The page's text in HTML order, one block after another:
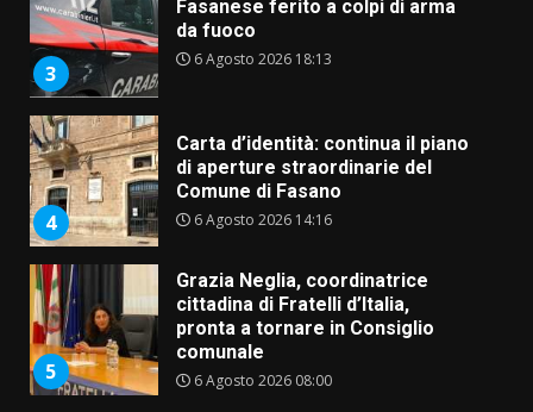
3
Fasanese ferito a colpi di arma
da fuoco
6 Agosto 2026 18:13
4
Carta d’identità: continua il piano
di aperture straordinarie del
Comune di Fasano
6 Agosto 2026 14:16
5
Grazia Neglia, coordinatrice
cittadina di Fratelli d’Italia,
pronta a tornare in Consiglio
comunale
6 Agosto 2026 08:00